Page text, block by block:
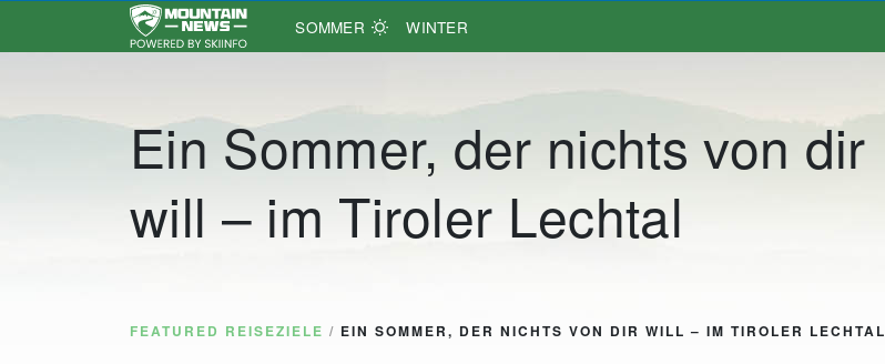
Main Navigation SOMMER WINTER
Ein Sommer, der nichts von dir
will – im Tiroler Lechtal
FEATURED REISEZIELE / EIN SOMMER, DER NICHTS VON DIR WILL – IM TIROLER LECHTAL